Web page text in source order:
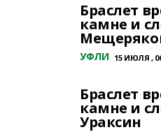
Браслет
камне и
УФЛИ 15 ИЮЛЯ ,
Браслет
камне и
Ураксин